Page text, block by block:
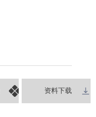
资料下载